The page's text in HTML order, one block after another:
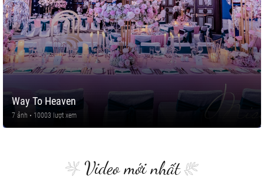
Way To Heaven
7 ảnh • 10003 lượt xem
Video mới nhất